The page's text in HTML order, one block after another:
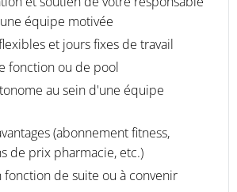
équipe motivée
et jours fixes de travail
fonction ou de pool
au sein d'une équipe
(abonnement fitness,
de prix pharmacie, etc.)
fonction de suite ou à convenir